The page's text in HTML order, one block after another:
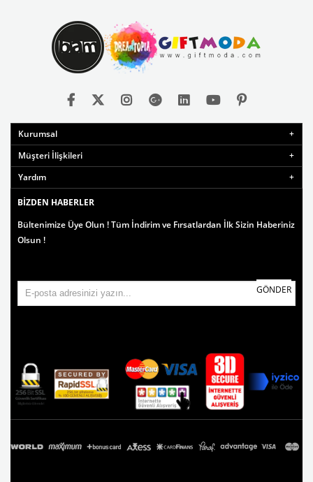
Kurumsal
Müşteri İlişkileri
Yardım
BIZDEN HABERLER
Bültenimize Üye Olun ! Tüm İndirim ve Fırsatlardan İlk Sizin Haberiniz
Olsun !
GÖNDER